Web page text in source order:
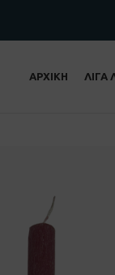
ΑΡΧΙΚΗ ΛΙΓΑ